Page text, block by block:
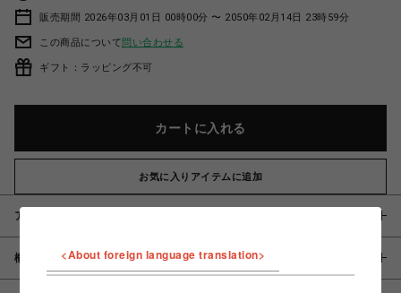
販売期間 2026年03月01日 00時00分 〜 2050年02月14日 23時59分
この商品について問い合わせる
ギフト：ラッピング不可
カートに入れる
お気に入りアイテムに追加
アイテム説明 / 素材
概要 <About foreign language translation>